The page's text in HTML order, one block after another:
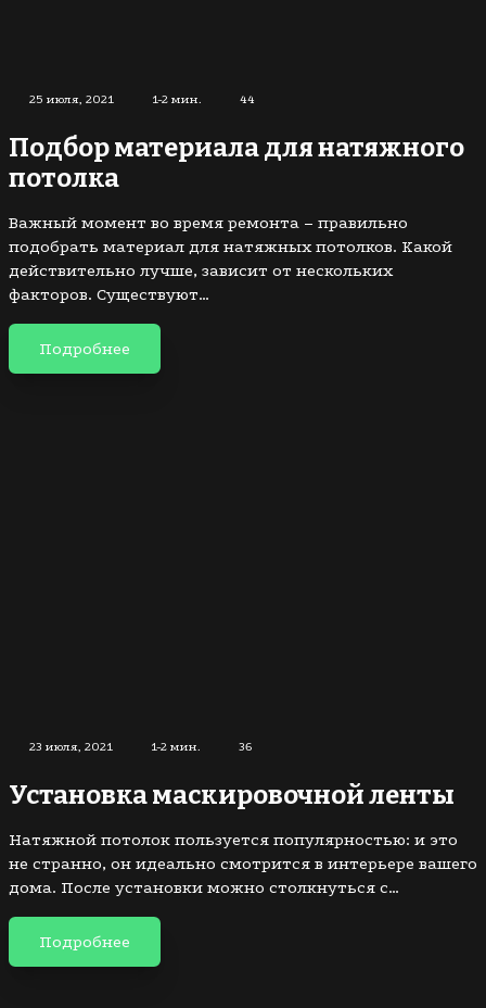
25 июля, 2021 1-2 мин. 44
Подбор материала для натяжного
потолка
Важный момент во время ремонта – правильно
подобрать материал для натяжных потолков. Какой
действительно лучше, зависит от нескольких
факторов. Существуют…
Подробнее
23 июля, 2021 1-2 мин. 36
Установка маскировочной ленты
Натяжной потолок пользуется популярностью: и это
не странно, он идеально смотрится в интерьере вашего
дома. После установки можно столкнуться с…
Подробнее